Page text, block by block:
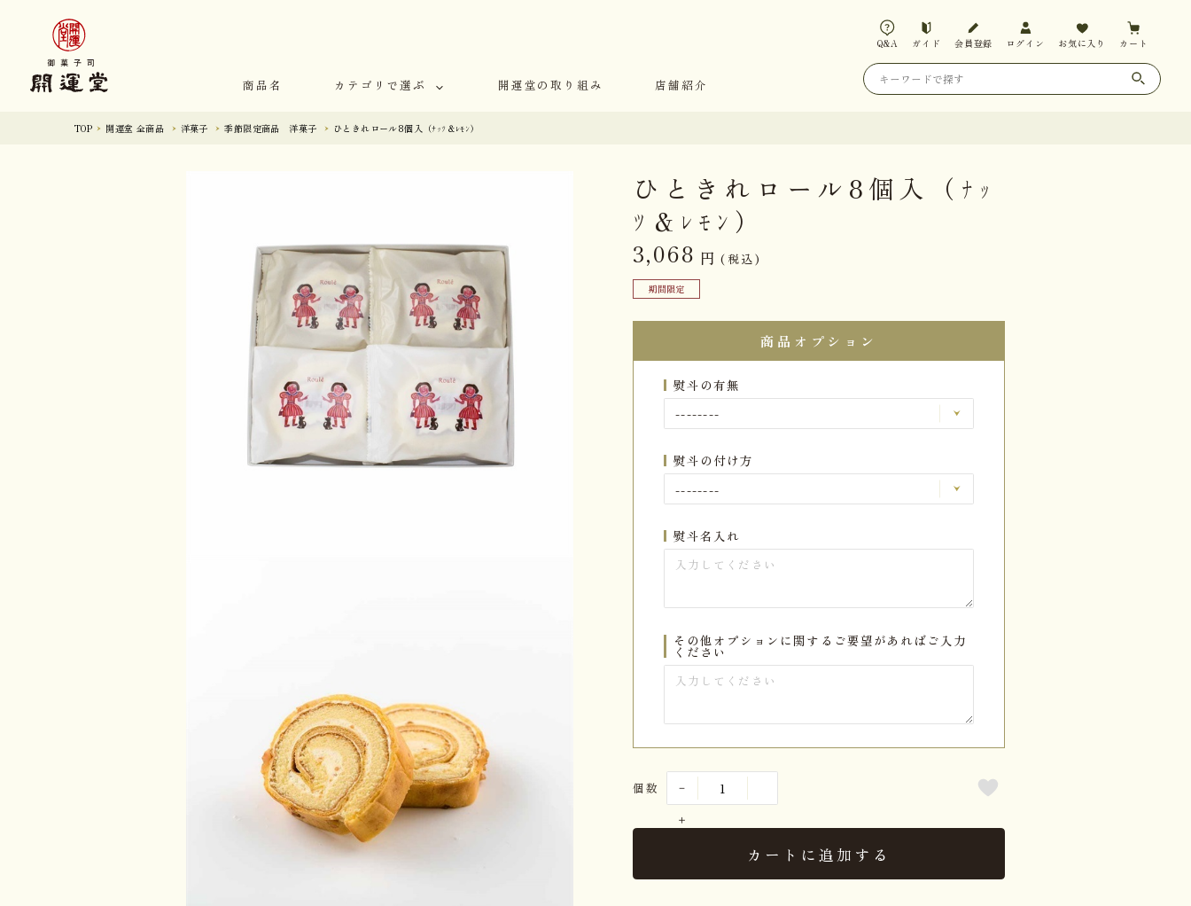
商品名 カテゴリで選ぶ 開運堂の取り組み 店舗紹介
Q&A ガイド 会員登録 ログイン お気に入り カート
TOP 開運堂 全商品 洋菓子 季節限定商品 洋菓子 ひときれロール8個入（ﾅｯﾂ＆ﾚﾓﾝ）
ひときれロール8個入（ﾅｯ
ﾂ＆ﾚﾓﾝ）
3,068 円 (税込)
期間限定
商品オプション
熨斗の有無
熨斗の付け方
熨斗名入れ
その他オプションに関するご要望があればご入力
ください
個数
カートに追加する